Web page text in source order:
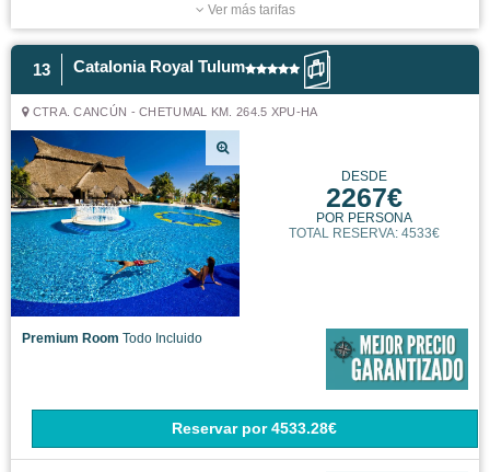
Ver más tarifas
13 Catalonia Royal Tulum
CTRA. CANCÚN - CHETUMAL KM. 264.5 XPU-HA
DESDE
2267€
POR PERSONA
TOTAL RESERVA: 4533€
Premium Room Todo Incluido
Reservar por 4533.28€